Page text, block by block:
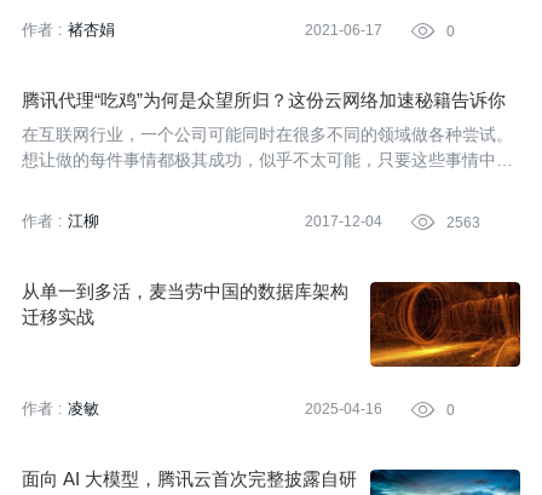
作者 : 褚杏娟 2021-06-17  0
腾讯代理“吃鸡”为何是众望所归？这份云网络加速秘籍告诉你
在互联网行业，一个公司可能同时在很多不同的领域做各种尝试。
想让做的每件事情都极其成功，似乎不太可能，只要这些事情中一
新4万亿的市值，印证了这一说法。在腾讯，既有微信这样极其成
功的产品，也有更多鲜为人知的技术尝试。这些尝试里，如果能够
作者 : 江柳 2017-12-04  2563
从单一到多活，麦当劳中国的数据库架构
迁移实战
作者 : 凌敏 2025-04-16  0
面向 AI 大模型，腾讯云首次完整披露自研